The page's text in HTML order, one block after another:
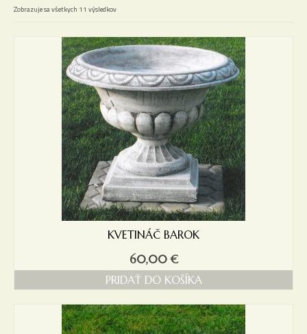
Nákupný košík
Zobrazuje sa všetkych 11 výsledkov
KVETINÁČ BAROK
60,00€
PRIDAŤ DO KOŠÍKA